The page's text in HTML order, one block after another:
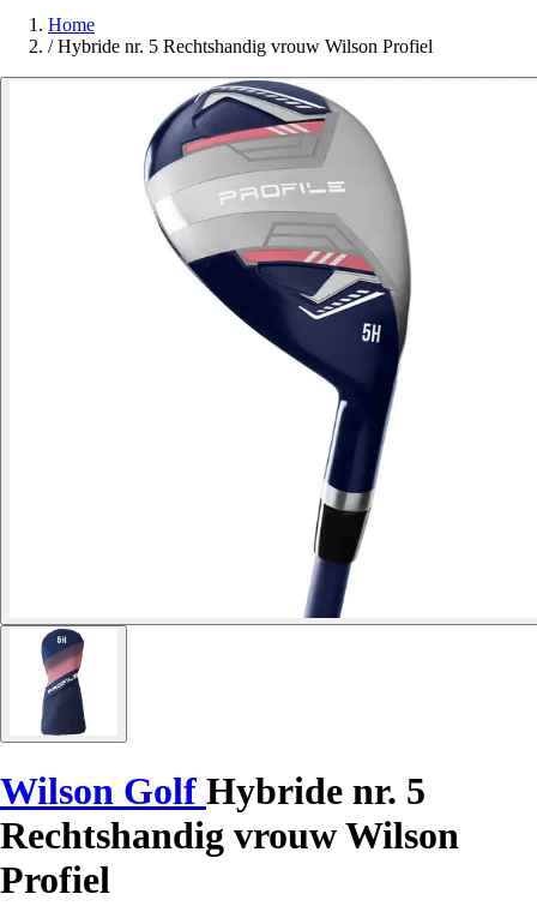
Home
/ Hybride nr. 5 Rechtshandig vrouw Wilson Profiel
Wilson Golf Hybride nr. 5
Rechtshandig vrouw Wilson
Profiel